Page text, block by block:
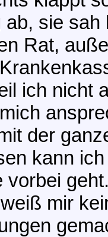
ab, sie
Rat,
ich nicht
der
kann
vorbei
mir